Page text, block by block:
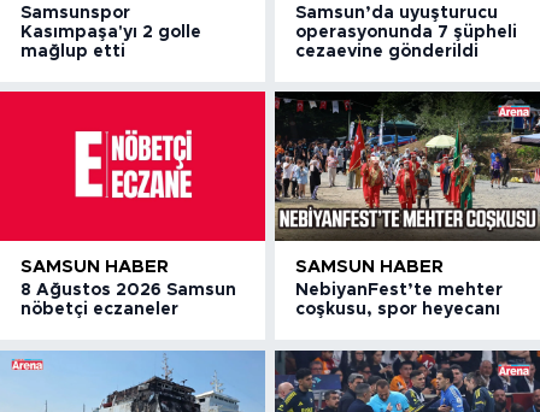
Samsunspor
Kasımpaşa'yı 2 golle
mağlup etti
Samsun’da uyuşturucu
operasyonunda 7 şüpheli
cezaevine gönderildi
SAMSUN HABER
8 Ağustos 2026 Samsun
nöbetçi eczaneler
SAMSUN HABER
NebiyanFest’te mehter
coşkusu, spor heyecanı